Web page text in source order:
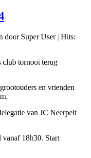
door Super User| Hits:
club tornooi terug
en vrienden
van JC Neerpelt
vanaf 18h30. Start